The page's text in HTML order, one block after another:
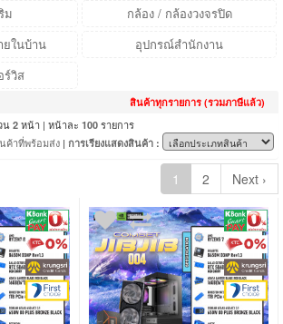
ม
กล้อง / กล้องวงจรปิด
ยในบ้าน
อุปกรณ์สำนักงาน
ร์วิส
สินค้าทุกรายการ (รวมภาษีแล้ว)
น 2 หน้า | หน้าละ 100 รายการ
ค้าที่พร้อมส่ง | การเรียงแสดงสินค้า :
1 2 Next ›